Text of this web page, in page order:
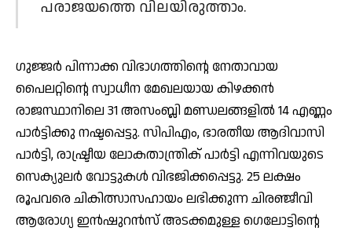
പരാജയത്തെ വിലയിരുത്താം.
ഗുജ്ജര്‍ പിന്നാക്ക വിഭാഗത്തിന്റെ നേതാവായ
പൈലറ്റിന്റെ സ്വാധീന മേഖലയായ കിഴക്കന്‍
രാജസ്ഥാനിലെ 31 അസംബ്ലി മണ്ഡലങ്ങളില്‍ 14 എണ്ണം
പാര്‍ട്ടിക്കു നഷ്ടപ്പെട്ടു. സിപിഎം, ഭാരതീയ ആദിവാസി
പാര്‍ട്ടി, രാഷ്ട്രീയ ലോകതാന്ത്രിക് പാര്‍ട്ടി എന്നിവയുടെ
സെക്യുലര്‍ വോട്ടുകള്‍ വിഭജിക്കപ്പെട്ടു. 25 ലക്ഷം
രൂപവരെ ചികിത്സാസഹായം ലഭിക്കുന്ന ചിരഞ്ജീവി
ആരോഗ്യ ഇന്‍ഷുറന്‍സ് അടക്കമുള്ള ഗെലോട്ടിന്റെ